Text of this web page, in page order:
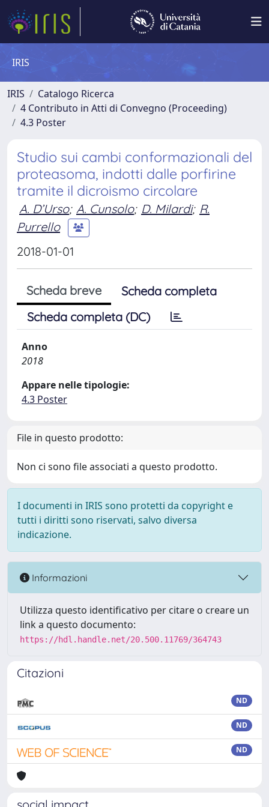
IRIS
IRIS
Catalogo Ricerca
4 Contributo in Atti di Convegno (Proceeding)
4.3 Poster
Studio sui cambi conformazionali del
proteasoma, indotti dalle porfirine
tramite il dicroismo circolare
A. D’Urso; A. Cunsolo; D. Milardi; R.
Purrello
2018-01-01
Scheda breve
Scheda completa
Scheda completa (DC)
Anno
2018
Appare nelle tipologie:
4.3 Poster
File in questo prodotto:
Non ci sono file associati a questo prodotto.
I documenti in IRIS sono protetti da copyright e
tutti i diritti sono riservati, salvo diversa
indicazione.
Informazioni
Utilizza questo identificativo per citare o creare un
link a questo documento:
https://hdl.handle.net/20.500.11769/364743
Citazioni
ND
ND
ND